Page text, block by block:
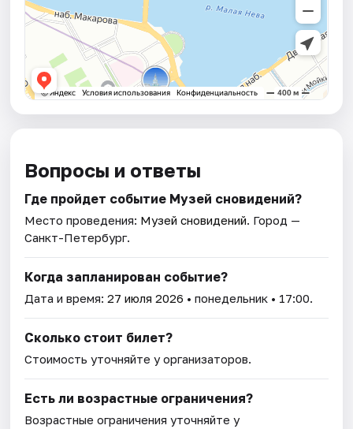
Вопросы и ответы
Где пройдет событие Музей сновидений?
Место проведения: Музей сновидений. Город —
Санкт-Петербург.
Когда запланирован событие?
Дата и время:27 июля 2026 • понедельник • 17:00.
Сколько стоит билет?
Стоимость уточняйте у организаторов.
Есть ли возрастные ограничения?
Возрастные ограничения уточняйте у